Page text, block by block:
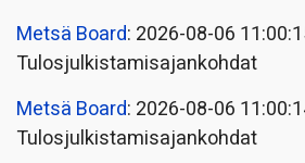
Metsä Board: 2026-08-06
Tulosjulkistamisajankohdat
Metsä Board: 2026-08-06
Tulosjulkistamisajankohdat